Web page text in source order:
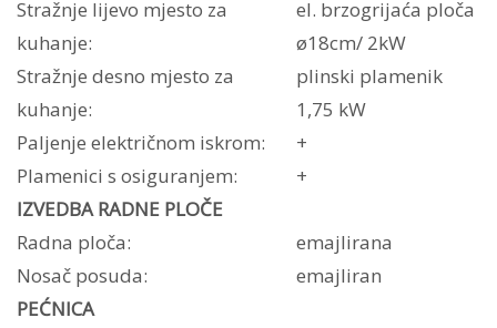
Stražnje lijevo mjesto za
kuhanje:
el. brzogrijaća ploča
ø18cm/ 2kW
Stražnje desno mjesto za
kuhanje:
plinski plamenik
1,75 kW
Paljenje električnom iskrom:
+
Plamenici s osiguranjem:
+
IZVEDBA RADNE PLOČE
Radna ploča:
emajlirana
Nosač posuda:
emajliran
PEĆNICA